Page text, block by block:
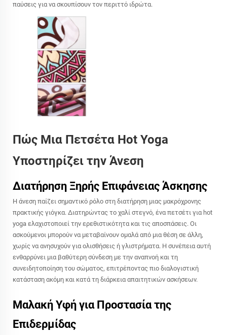
παύσεις για να σκουπίσουν τον περιττό ιδρώτα.
Πώς Μια Πετσέτα Hot Yoga
Υποστηρίζει την Άνεση
Διατήρηση Ξηρής Επιφάνειας Άσκησης
Η άνεση παίζει σημαντικό ρόλο στη διατήρηση μιας μακρόχρονης
πρακτικής γιόγκα. Διατηρώντας το χαλί στεγνό, ένα πετσέτι για hot
yoga ελαχιστοποιεί την ερεθιστικότητα και τις αποσπάσεις. Οι
ασκούμενοι μπορούν να μεταβαίνουν ομαλά από μια θέση σε άλλη,
χωρίς να ανησυχούν για ολισθήσεις ή γλιστρήματα. Η συνέπεια αυτή
ενθαρρύνει μια βαθύτερη σύνδεση με την αναπνοή και τη
συνειδητοποίηση του σώματος, επιτρέποντας πιο διαλογιστική
κατάσταση ακόμη και κατά τη διάρκεια απαιτητικών ασκήσεων.
Μαλακή Υφή για Προστασία της
Επιδερμίδας